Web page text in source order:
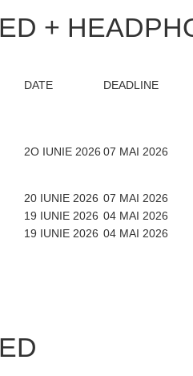
+
DATE DEADLINE
2O IUNIE 2026 07 MAI 2026
20 IUNIE 2026 07 MAI 2026
19 IUNIE 2026 04 MAI 2026
19 IUNIE 2026 04 MAI 2026